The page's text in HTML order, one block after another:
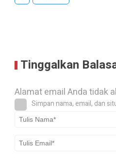
Tinggalkan
Alamat email Anda tidak
Simpan nama, email, dan